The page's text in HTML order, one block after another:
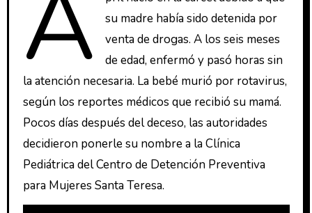
su madre había sido detenida por
venta de drogas. A los seis meses
de edad, enfermó y pasó horas sin
la atención necesaria. La bebé murió por rotavirus,
según los reportes médicos que recibió su mamá.
Pocos días después del deceso, las autoridades
decidieron ponerle su nombre a la Clínica
Pediátrica del Centro de Detención Preventiva
para Mujeres Santa Teresa.